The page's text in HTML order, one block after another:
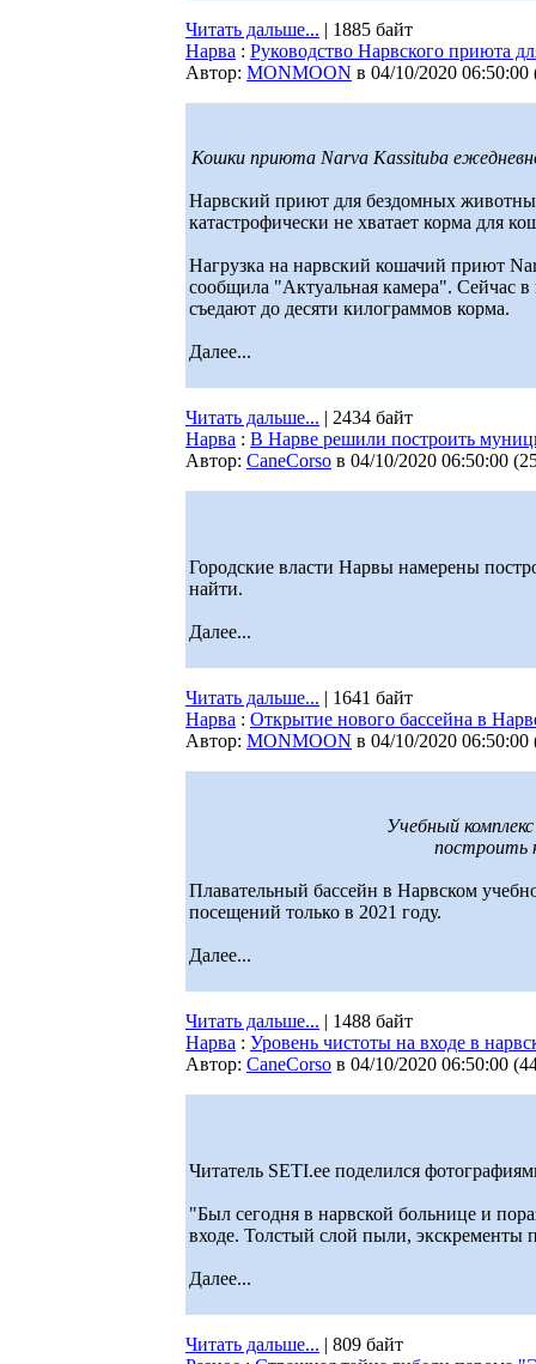
Читать дальше... | 1885 байт
Нарва : Руководство Нарвского приюта
Автор: MONMOON в 04/10/2020 06:50:00
Кошки приюта Narva Kassituba
Нарвский приют для бездомных
катастрофически не хватает корма для
Нагрузка на нарвский кошачий приют
сообщила "Актуальная камера". Сейчас в
съедают до десяти килограммов корма.
Далее...
Читать дальше... | 2434 байт
Нарва : В Нарве решили построить
Автор: CaneCorso в 04/10/2020 06:50:00 (
Городские власти Нарвы намерены
найти.
Далее...
Читать дальше... | 1641 байт
Нарва : Открытие нового бассейна в
Автор: MONMOON в 04/10/2020 06:50:00
Учебный
построить
Плавательный бассейн в Нарвском
посещений только в 2021 году.
Далее...
Читать дальше... | 1488 байт
Нарва : Уровень чистоты на входе в
Автор: CaneCorso в 04/10/2020 06:50:00 (
Читатель SETI.ee поделился
"Был сегодня в нарвской больнице и
входе. Толстый слой пыли,
Далее...
Читать дальше... | 809 байт